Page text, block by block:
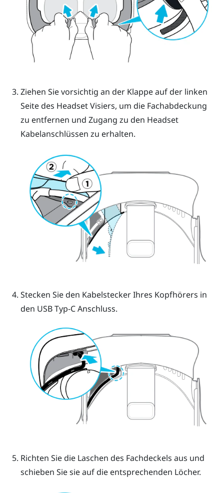
Ziehen Sie vorsichtig an der Klappe auf der linken
Seite des Headset Visiers, um die Fachabdeckung
zu entfernen und Zugang zu den Headset
Kabelanschlüssen zu erhalten.
Stecken Sie den Kabelstecker Ihres Kopfhörers in
den USB Typ-CAnschluss.
Richten Sie die Laschen des Fachdeckels aus und
schieben Sie sie auf die entsprechenden Löcher.